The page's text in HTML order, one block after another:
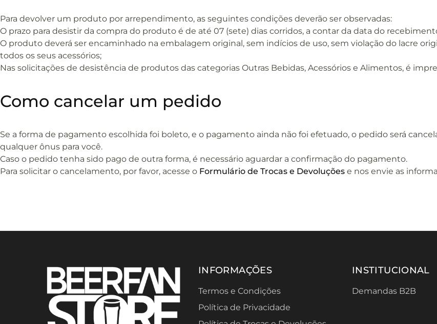
Para devolver um produto por arrependimento, as seguintes condições deverão ser observadas:
O prazo para desistir da compra do produto é de até 07 (sete) dias corridos, a contar da data do
O produto deverá ser encaminhado na embalagem original, sem indícios de uso, sem violação do lacre
todos os seus acessórios;
Nas solicitações de desistência de produtos das categorias Outras Bebidas, Acessórios e Alimentos, é
Como cancelar um pedido
Se a forma de pagamento escolhida foi boleto, e o pagamento ainda não foi efetuado, o pedido será
qualquer ônus para você.
Caso o pedido tenha sido pago de outra forma, é necessário aguardar a confirmação do pagamento.
Para solicitar o cancelamento, por favor, acesse o Formulário de Trocas e Devoluções e nos envie as
INFORMAÇÕES
Termos e Condições
Política de Privacidade
INSTITUCIONAL
Demandas B2B